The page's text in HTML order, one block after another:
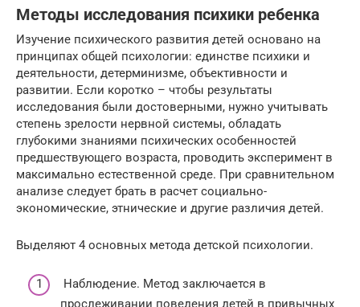
Методы исследования психики ребенка
Изучение психического развития детей основано на
принципах общей психологии: единстве психики и
деятельности, детерминизме, объективности и
развитии. Если коротко – чтобы результаты
исследования были достоверными, нужно учитывать
степень зрелости нервной системы, обладать
глубокими знаниями психических особенностей
предшествующего возраста, проводить эксперимент в
максимально естественной среде. При сравнительном
анализе следует брать в расчет социально-
экономические, этнические и другие различия детей.
Выделяют 4 основных метода детской психологии.
Наблюдение. Метод заключается в
прослеживании поведения детей в привычных